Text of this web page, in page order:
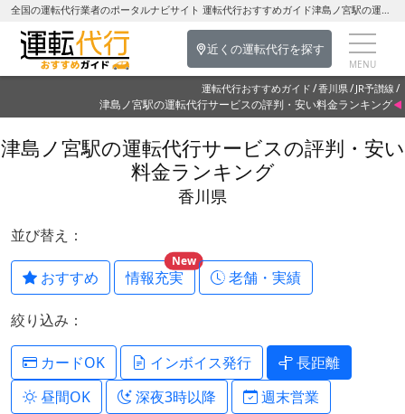
全国の運転代行業者のポータルナビサイト 運転代行おすすめガイド津島ノ宮駅の運転代行を探す-香川県の運転代行
近くの運転代行を探す
運転代行おすすめガイド 香川県 JR予讃線
津島ノ宮駅の運転代行サービスの評判・安い料金ランキング
津島ノ宮駅の運転代行サービスの評判・安い
料金ランキング
香川県
並び替え：
おすすめ 情報充実
New
老舗・実績
絞り込み：
カードOK インボイス発行
長距離
昼間OK
深夜3時以降 週末営業